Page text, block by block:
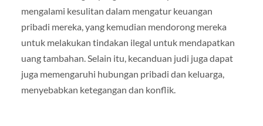
mengalami kesulitan dalam mengatur keuangan
pribadi mereka, yang kemudian mendorong mereka
untuk melakukan tindakan ilegal untuk mendapatkan
uang tambahan. Selain itu, kecanduan judi juga dapat
juga memengaruhi hubungan pribadi dan keluarga,
menyebabkan ketegangan dan konflik.